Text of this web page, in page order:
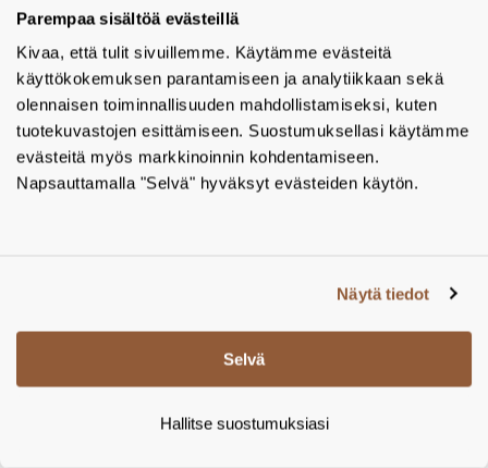
Parempaa sisältöä evästeillä
Kivaa, että tulit sivuillemme. Käytämme evästeitä
käyttökokemuksen parantamiseen ja analytiikkaan sekä
olennaisen toiminnallisuuden mahdollistamiseksi, kuten
tuotekuvastojen esittämiseen. Suostumuksellasi käytämme
evästeitä myös markkinoinnin kohdentamiseen.
Napsauttamalla "Selvä" hyväksyt evästeiden käytön.
Näytä tiedot
Selvä
Hallitse suostumuksiasi
pussiannostelijalla, pronssi
Hygieniaroska-astia integroidulla pussiannostelijalla,
pulverimaalattu ”Architectural Bronze”, KU-400 – Tamsale